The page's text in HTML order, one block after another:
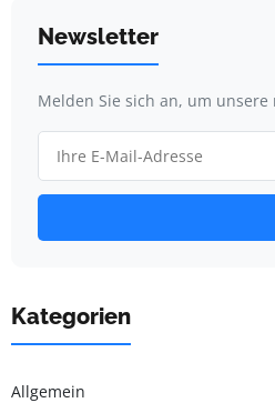
Newsletter
Melden Sie sich an, um
Kategorien
Allgemein